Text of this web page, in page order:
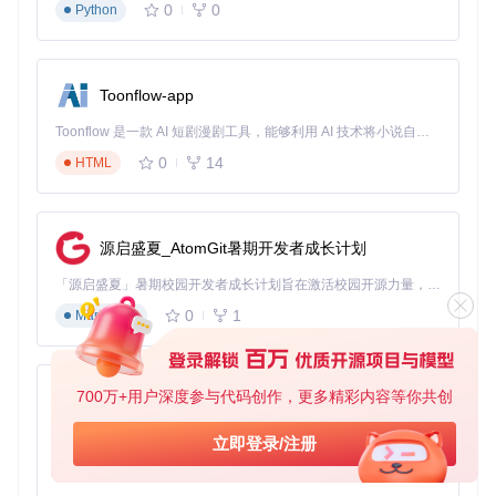
700万+用户深度参与代码创作，更多精彩内容等你共创
立即登录/注册
快速收集资料，也可以作为开发人员的数据准备平台。立即安
Python 0 0
Toonflow-app
Toonflow 是一款 AI 短剧漫剧工具，能够利用 AI 技术将小说自动转化为剧本，并结合 AI 生成的图片和视频，实现高效的短剧创作。借助 Toonflow，可以轻松完成从文字到影像的全流程，让短剧制作变得更加智能与便捷。
HTML
0 14
源启盛夏_AtomGit暑期开发者成长计划
「源启盛夏」暑期校园开发者成长计划旨在激活校园开源力量，通过积分激励、认证扶持、资源倾斜等形式，引导高校组织和开发者完成「入驻 — 建项目 — 做贡献 — 获认证 — 得资源」的完整闭环。无论你是想带领社团入驻平台的组织者，还是希望用代码贡献证明自己的开发者，都能在这里找到属于你的成长路径。
Markdown
0 1
AionUi
免费、本地、开源的 24/7 全天候 Cowork 应用，以及适用于 Gemini CLI、Claude Code、Codex、OpenCode、Qwen Code、Goose CLI、Auggie 等的 OpenClaw | 🌟 喜欢就点star吧
TypeScript
0 6